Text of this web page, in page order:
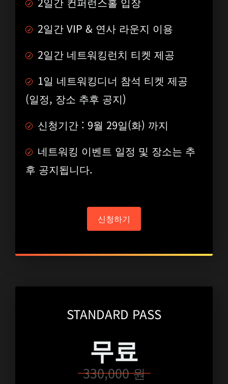
2일간 VIP & 연사 라운지 이용
2일간 네트워킹런치 티켓 제공
1일 네트워킹디너 참석 티켓 제공
(일정, 장소 추후 공지)
신청기간 : 9월 29일(화) 까지
네트워킹 이벤트 일정 및 장소는 추
후 공지됩니다.
신청하기
STANDARD PASS
무료
330,000 원